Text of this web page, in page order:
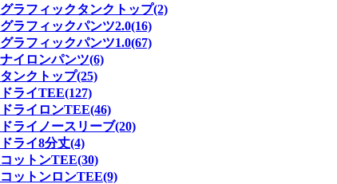
グラフィックタンクトップ(2)
グラフィックパンツ2.0(16)
グラフィックパンツ1.0(67)
ナイロンパンツ(6)
タンクトップ(25)
ドライTEE(127)
ドライロンTEE(46)
ドライノースリーブ(20)
ドライ8分丈(4)
コットンTEE(30)
コットンロンTEE(9)